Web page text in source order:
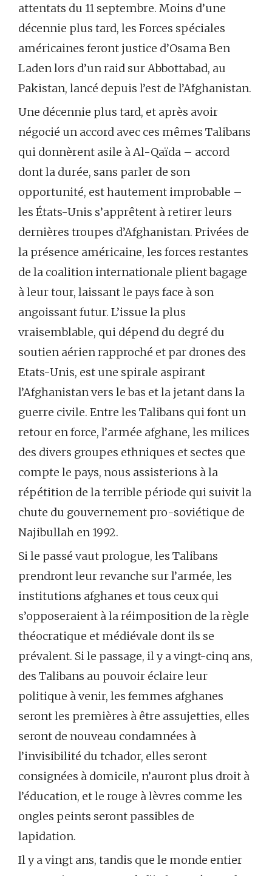
attentats du 11 septembre. Moins d’une
décennie plus tard, les Forces spéciales
américaines feront justice d’Osama Ben
Laden lors d’un raid sur Abbottabad, au
Pakistan, lancé depuis l’est de l’Afghanistan.
Une décennie plus tard, et après avoir
négocié un accord avec ces mêmes Talibans
qui donnèrent asile à Al-Qaïda – accord
dont la durée, sans parler de son
opportunité, est hautement improbable –
les États-Unis s’apprêtent à retirer leurs
dernières troupes d’Afghanistan. Privées de
la présence américaine, les forces restantes
de la coalition internationale plient bagage
à leur tour, laissant le pays face à son
angoissant futur. L’issue la plus
vraisemblable, qui dépend du degré du
soutien aérien rapproché et par drones des
Etats-Unis, est une spirale aspirant
l’Afghanistan vers le bas et la jetant dans la
guerre civile. Entre les Talibans qui font un
retour en force, l’armée afghane, les milices
des divers groupes ethniques et sectes que
compte le pays, nous assisterions à la
répétition de la terrible période qui suivit la
chute du gouvernement pro-soviétique de
Najibullah en 1992.
Si le passé vaut prologue, les Talibans
prendront leur revanche sur l’armée, les
institutions afghanes et tous ceux qui
s’opposeraient à la réimposition de la règle
théocratique et médiévale dont ils se
prévalent. Si le passage, il y a vingt-cinq ans,
des Talibans au pouvoir éclaire leur
politique à venir, les femmes afghanes
seront les premières à être assujetties, elles
seront de nouveau condamnées à
l’invisibilité du tchador, elles seront
consignées à domicile, n’auront plus droit à
l’éducation, et le rouge à lèvres comme les
ongles peints seront passibles de
lapidation.
Il y a vingt ans, tandis que le monde entier